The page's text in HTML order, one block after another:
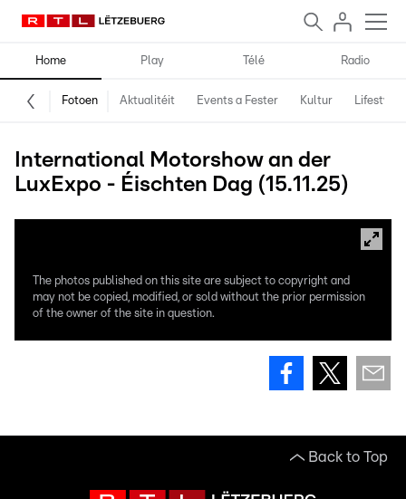
Home Play Télé Radio
Fotoen Aktualitéit Events a Fester Kultur Lifestyle
International Motorshow an der
LuxExpo - Éischten Dag (15.11.25)
The photos published on this site are subject to copyright and
may not be copied, modified, or sold without the prior permission
of the owner of the site in question.
Back to Top